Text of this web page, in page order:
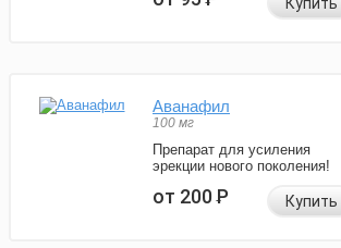
Купить
Аванафил
100 мг
Препарат для усиления
эрекции нового поколения!
от 200Р Купить